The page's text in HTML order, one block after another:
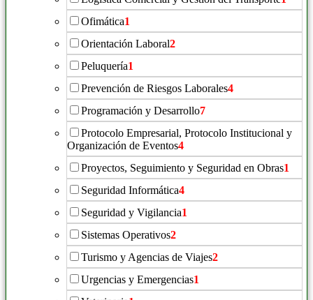
Ofimática1
Orientación Laboral2
Peluquería1
Prevención de Riesgos Laborales4
Programación y Desarrollo7
Protocolo Empresarial, Protocolo Institucional y
Organización de Eventos4
Proyectos, Seguimiento y Seguridad en Obras1
Seguridad Informática4
Seguridad y Vigilancia1
Sistemas Operativos2
Turismo y Agencias de Viajes2
Urgencias y Emergencias1